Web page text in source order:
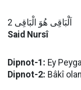
اَلْبَاقِى هُوَ الْبَاقِى 2
Said Nursî
Dipnot-1: Ey
Dipnot-2: Bâkî